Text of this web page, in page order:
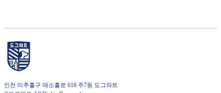
인천 미추홀구 매소홀로 618 주7동 도그와트